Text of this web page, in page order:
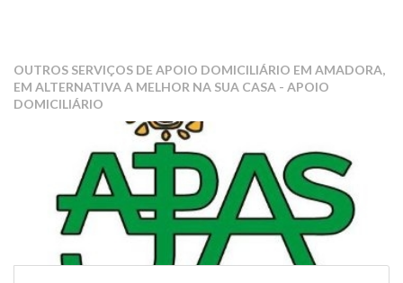
OUTROS SERVIÇOS DE APOIO DOMICILIÁRIO EM AMADORA,
EM ALTERNATIVA A MELHOR NA SUA CASA - APOIO
DOMICILIÁRIO